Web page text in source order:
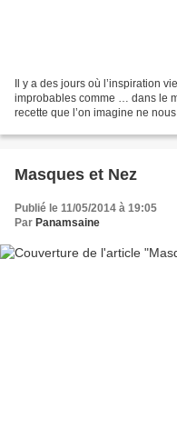
Il y a des jours où l’inspiration
improbables comme … dans le
recette que l’on imagine ne
Masques et Nez
Publié le 11/05/2014 à 19:05
Par Panamsaine